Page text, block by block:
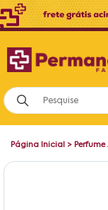
Página Inicial > Perfume